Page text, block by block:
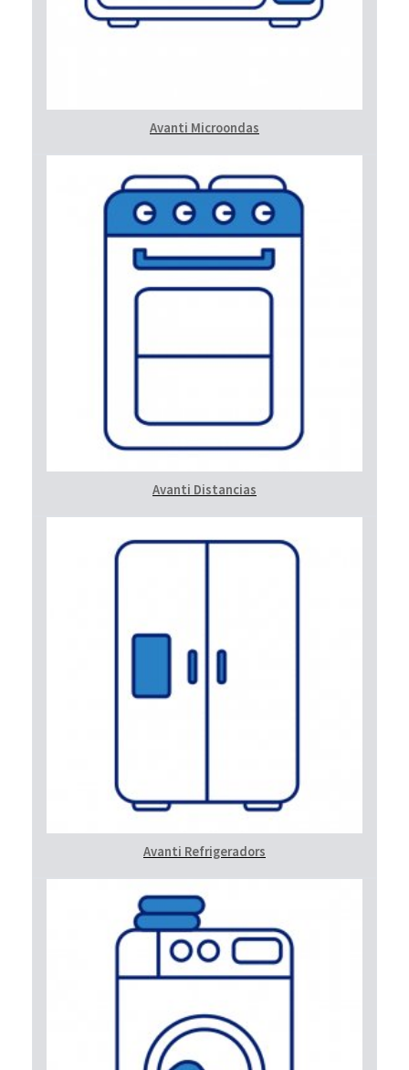
Avanti Microondas
Avanti Distancias
Avanti Refrigeradors